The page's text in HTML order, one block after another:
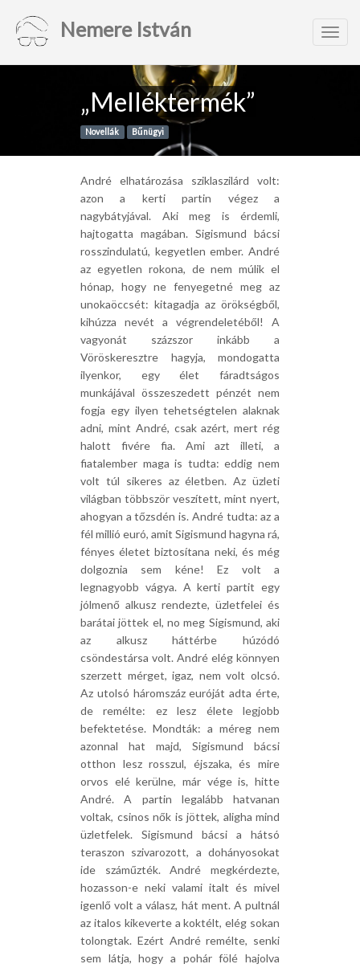
Nemere István
„Melléktermék”
Novellák Bűnügyi
André elhatározása sziklaszilárd volt:
azon a kerti partin végez a
nagybátyjával. Aki meg is érdemli,
hajtogatta magában. Sigismund bácsi
rosszindulatú, kegyetlen ember. André
az egyetlen rokona, de nem múlik el
hónap, hogy ne fenyegetné meg az
unokaöccsét: kitagadja az örökségből,
kihúzza nevét a végrendeletéből! A
vagyonát százszor inkább a
Vöröskeresztre hagyja, mondogatta
ilyenkor, egy élet fáradtságos
munkájával összeszedett pénzét nem
fogja egy ilyen tehetségtelen alaknak
adni, mint André, csak azért, mert rég
halott fivére fia. Ami azt illeti, a
fiatalember maga is tudta: eddig nem
volt túl sikeres az életben. Az üzleti
világban többször veszített, mint nyert,
ahogyan a tőzsdén is. André tudta: az a
fél millió euró, amit Sigismund hagyna rá,
fényes életet biztosítana neki, és még
dolgoznia sem kéne! Ez volt a
legnagyobb vágya. A kerti partit egy
jólmenő alkusz rendezte, üzletfelei és
barátai jöttek el, no meg Sigismund, aki
az alkusz háttérbe húzódó
csöndestársa volt. André elég könnyen
szerzett mérget, igaz, nem volt olcsó.
Az utolsó háromszáz euróját adta érte,
de remélte: ez lesz élete legjobb
befektetése. Mondták: a méreg nem
azonnal hat majd, Sigismund bácsi
otthon lesz rosszul, éjszaka, és mire
orvos elé kerülne, már vége is, hitte
André. A partin legalább hatvanan
voltak, csinos nők is jöttek, aligha mind
üzletfelek. Sigismund bácsi a hátsó
teraszon szivarozott, a dohányosokat
ide száműzték. André megkérdezte,
hozasson-e neki valami italt és mivel
igenlő volt a válasz, hát ment. A pultnál
az italos kikeverte a koktélt, elég sokan
tolongtak. Ezért André remélte, senki
sem látja, hogy a pohár fölé hajolva